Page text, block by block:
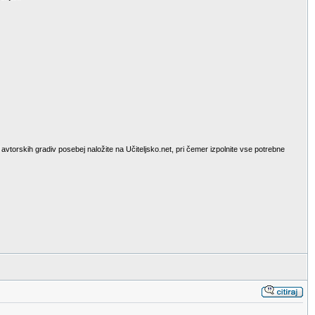
avtorskih gradiv posebej naložite na Učiteljsko.net, pri čemer izpolnite vse potrebne